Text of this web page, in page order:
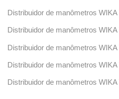
Distribuidor de manômetros WIKA
Distribuidor de manômetros
Distribuidor de manômetros
Distribuidor de manômetros WIKA
Distribuidor de manômetros WIKA